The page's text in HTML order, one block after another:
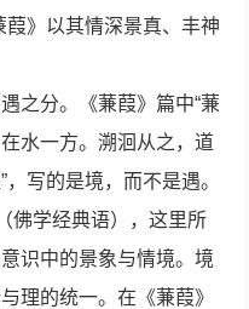
葭》以其情深景真、丰神
之分。《蒹葭》篇中“蒹
水一方。溯洄从之，道
写的是境，而不是遇。
佛学经典语），这里所
识中的景象与情境。境
理的统一。在《蒹葭》